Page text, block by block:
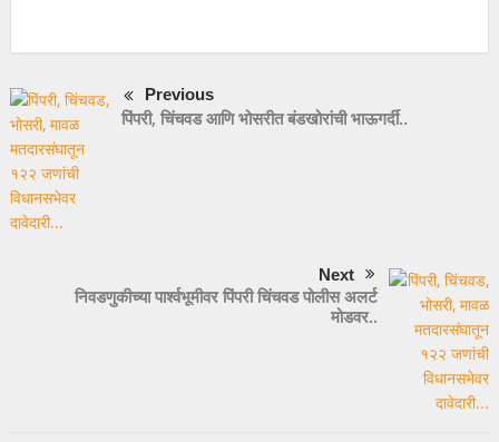
Previous
पिंपरी, चिंचवड आणि भोसरीत बंडखोरांची भाऊगर्दी..
Next
निवडणुकीच्या पार्श्वभूमीवर पिंपरी चिंचवड पोलीस अलर्ट
मोडवर..